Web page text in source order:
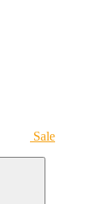
Sale